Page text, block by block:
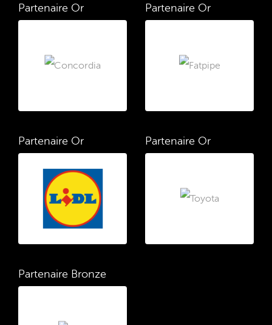
Partenaire Or Partenaire Or
Partenaire Or Partenaire Or
Partenaire Bronze